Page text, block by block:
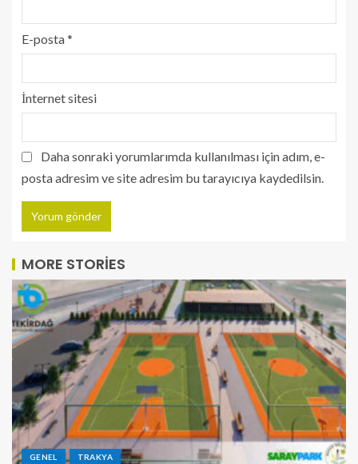
E-posta*
İnternet sitesi
Daha sonraki yorumlarımda kullanılması için adım, e-
posta adresim ve site adresim bu tarayıcıya kaydedilsin.
MORE STORIES
GENEL TRAKYA